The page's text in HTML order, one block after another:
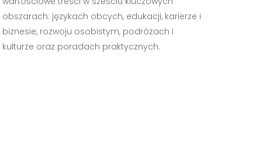
obszarach: językach obcych, edukacji, karierze i
biznesie, rozwoju osobistym, podróżach i
kulturze oraz poradach praktycznych.